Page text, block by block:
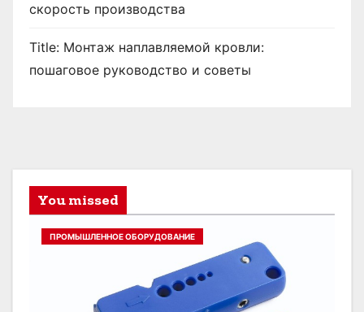
скорость производства
Title: Монтаж наплавляемой кровли:
пошаговое руководство и советы
You missed
ПРОМЫШЛЕННОЕ ОБОРУДОВАНИЕ